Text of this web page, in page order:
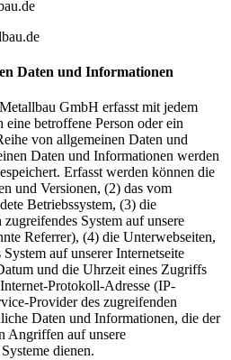
Daten und Informationen
GmbH erfasst mit jedem
betroffene Person oder ein
von allgemeinen Daten und
Daten und Informationen werden
Erfasst werden können die
und Versionen, (2) das vom
Betriebssystem, (3) die
System auf unsere
Referrer), (4) die Unterwebseiten,
auf unserer Internetseite
und die Uhrzeit eines Zugriffs
Protokoll-Adresse (IP-
Provider des zugreifenden
Daten und Informationen, die der
Angriffen auf unsere
dienen.